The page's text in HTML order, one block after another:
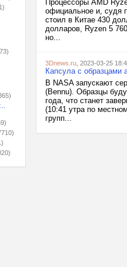
Процессоры AMD
официальное и, судя
стоил в Китае 430
долларов, Ryzen 5
но...
3Dnews.ru , 2023-03-25
Капсула с образцами
В NASA запускают
(Bennu). Образцы
года, что станет
(10:41 утра по
групп...